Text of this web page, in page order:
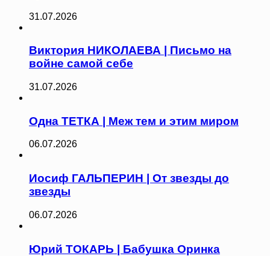
31.07.2026
Виктория НИКОЛАЕВА | Письмо на
войне самой себе
31.07.2026
Одна ТЕТКА | Меж тем и этим миром
06.07.2026
Иосиф ГАЛЬПЕРИН | От звезды до
звезды
06.07.2026
Юрий ТОКАРЬ | Бабушка Оринка